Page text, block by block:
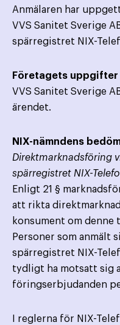
Anmälaren har
VVS Sanitet Sverige
spärregistret NIX-
Företagets uppgifter
VVS Sanitet Sverige
ärendet.
NIX-nämndens
Direktmarknadsföring
spärregistret NIX-
Enligt 21 §
att rikta
konsument om
Personer som anmält
spärregistret NIX-
tydligt ha motsatt sig
föringserbjudanden
I reglerna för NIX-